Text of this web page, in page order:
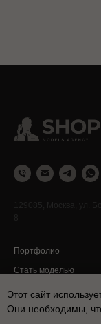
Портфолио
Стать моделью
Контакты
Этот сайт
Они необходимы,